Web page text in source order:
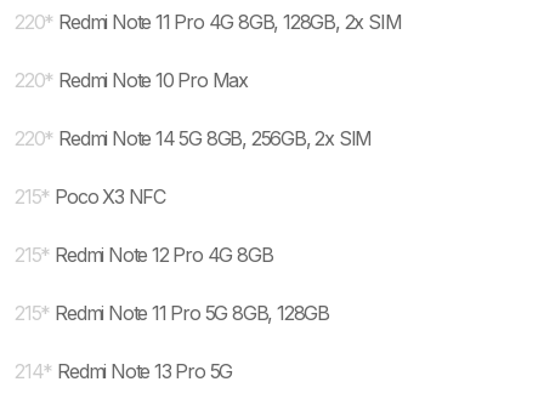
220* Redmi Note 11 Pro 4G 8GB, 128GB, 2x SIM
220* Redmi Note 10 Pro Max
220* Redmi Note 14 5G 8GB, 256GB, 2x SIM
215* Poco X3 NFC
215* Redmi Note 12 Pro 4G 8GB
215* Redmi Note 11 Pro 5G 8GB, 128GB
214* Redmi Note 13 Pro 5G